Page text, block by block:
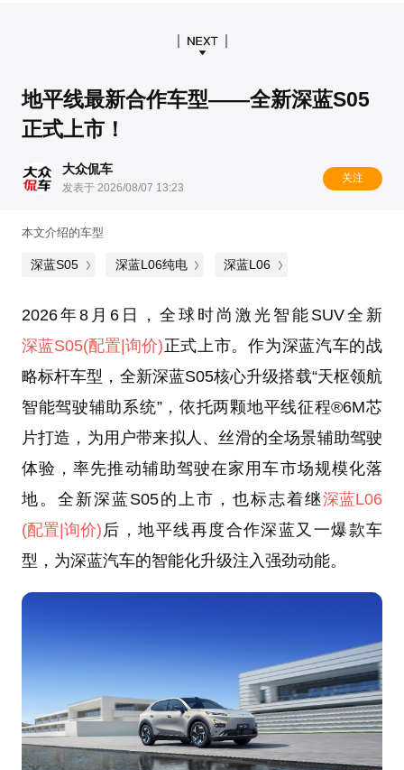
地平线最新合作车型——全新深蓝S05
正式上市！
大众侃车
发表于 2026/08/07 13:23
关注
本文介绍的车型
深蓝S05 深蓝L06纯电 深蓝L06
2026年8月6日，全球时尚激光智能SUV全新
深蓝S05(配置 |询价)正式上市。作为深蓝汽车的战
略标杆车型，全新深蓝S05核心升级搭载“天枢领航
智能驾驶辅助系统”，依托两颗地平线征程®6M芯
片打造，为用户带来拟人、丝滑的全场景辅助驾驶
体验，率先推动辅助驾驶在家用车市场规模化落
地。全新深蓝S05的上市，也标志着继深蓝L06
(配置 |询价) 后，地平线再度合作深蓝又一爆款车
型，为深蓝汽车的智能化升级注入强劲动能。